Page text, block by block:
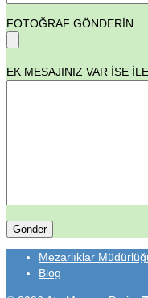
FOTOĞRAF GÖNDERİN
EK MESAJINIZ VAR İSE
Mezarlıklar
Blog